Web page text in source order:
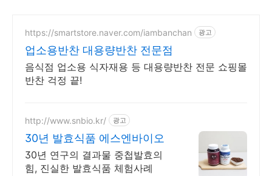
https://smartstore.naver.com/iambanchan 광고
업소용반찬 대용량반찬 전문점
음식점 업소용 식자재용 등 대용량반찬 전문 쇼핑몰
반찬 걱정 끝!
http://www.snbio.kr/ 광고
30년 발효식품 에스엔바이오
30년 연구의 결과물 중첩발효의
힘, 진실한 발효식품 체험사례